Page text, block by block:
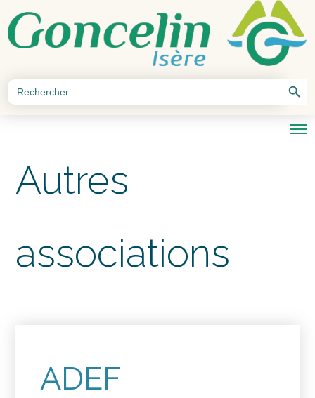
Search
for:
Search Button
Autres
associations
ADEF